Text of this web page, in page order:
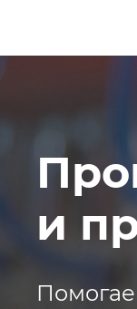
и